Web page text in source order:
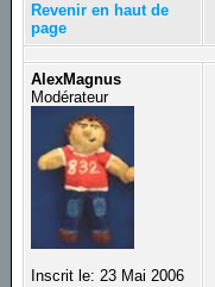
Revenir en haut de
page
AlexMagnus
Modérateur
Inscrit le: 23 Mai 2006